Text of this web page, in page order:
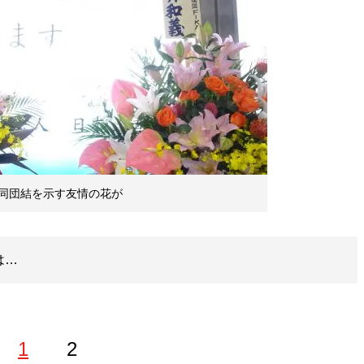
団結を示す友情の花が
…
1 2